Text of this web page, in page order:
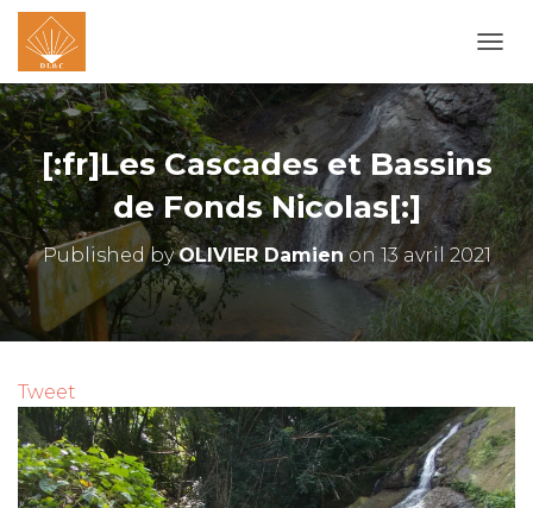
U
V
R
I
R
/
F
E
R
M
E
R
A
V
I
G
[:fr]Les Cascades et Bassins
de Fonds Nicolas[:]
Published byOLIVIER Damienon 13 avril 2021
Tweet